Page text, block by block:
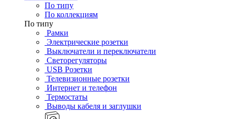
По типу
По коллекциям
По типу
Рамки
Электрические розетки
Выключатели и переключатели
Светорегуляторы
USB Розетки
Телевизионные розетки
Интернет и телефон
Термостаты
Выводы кабеля и заглушки